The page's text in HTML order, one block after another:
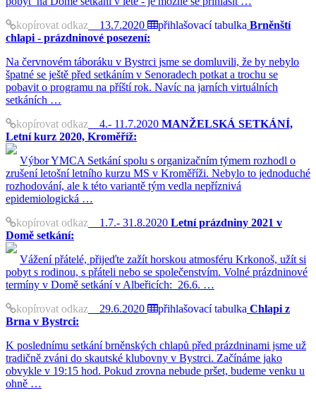
kopírovat odkaz 13.7.2020 přihlašovací tabulka Brněnští
chlapi - prázdninové posezení:
Na červnovém táboráku v Bystrci jsme se domluvili, že by nebylo
špatné se ještě před setkáním v Senoradech potkat a trochu se
pobavit o programu na příští rok. Navíc na jarních virtuálních
setkáních …
kopírovat odkaz 4.- 11.7.2020 MANŽELSKÁ SETKÁNÍ,
Letní kurz 2020, Kroměříž:
Výbor YMCA Setkání spolu s organizačním týmem rozhodl o
zrušení letošní letního kurzu MS v Kroměříži. Nebylo to jednoduché
rozhodování, ale k této variantě tým vedla nepříznivá
epidemiologická …
kopírovat odkaz 1.7.- 31.8.2020 Letní prázdniny 2021 v
Domě setkání:
Vážení přátelé, přijeďte zažít horskou atmosféru Krkonoš, užít si
pobyt s rodinou, s přáteli nebo se společenstvím. Volné prázdninové
termíny v Domě setkání v Albeřicích: 26.6. …
kopírovat odkaz 29.6.2020 přihlašovací tabulka Chlapi z
Brna v Bystrci:
K poslednímu setkání brněnských chlapů před prázdninami jsme už
tradičně zváni do skautské klubovny v Bystrci. Začínáme jako
obvykle v 19:15 hod. Pokud zrovna nebude pršet, budeme venku u
ohně …